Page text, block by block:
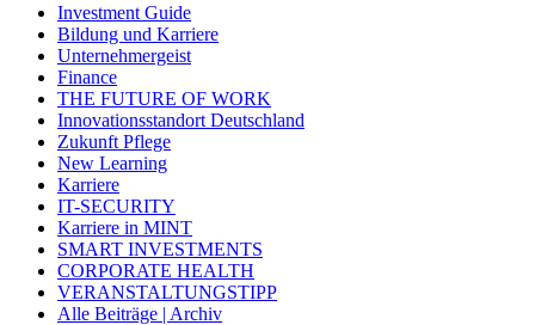
Investment Guide
Bildung und Karriere
Unternehmergeist
Finance
THE FUTURE OF WORK
Innovationsstandort Deutschland
Zukunft Pflege
New Learning
Karriere
IT-SECURITY
Karriere in MINT
SMART INVESTMENTS
CORPORATE HEALTH
VERANSTALTUNGSTIPP
Alle Beiträge | Archiv